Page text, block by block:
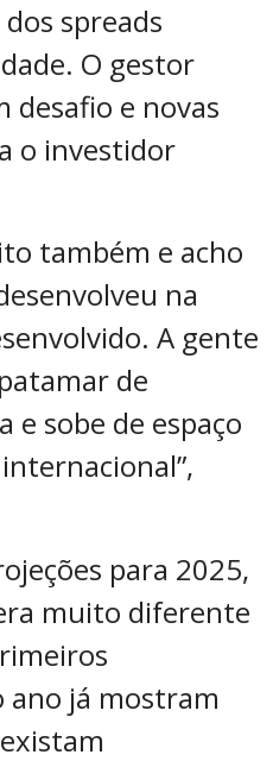
spreads
O gestor
desafio e novas
o investidor
também e acho
na
A gente
de
e sobe de espaço
para 2025,
muito diferente
ano já mostram